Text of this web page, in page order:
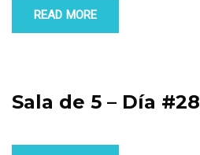
READ MORE
Sala de 5 – Día #28